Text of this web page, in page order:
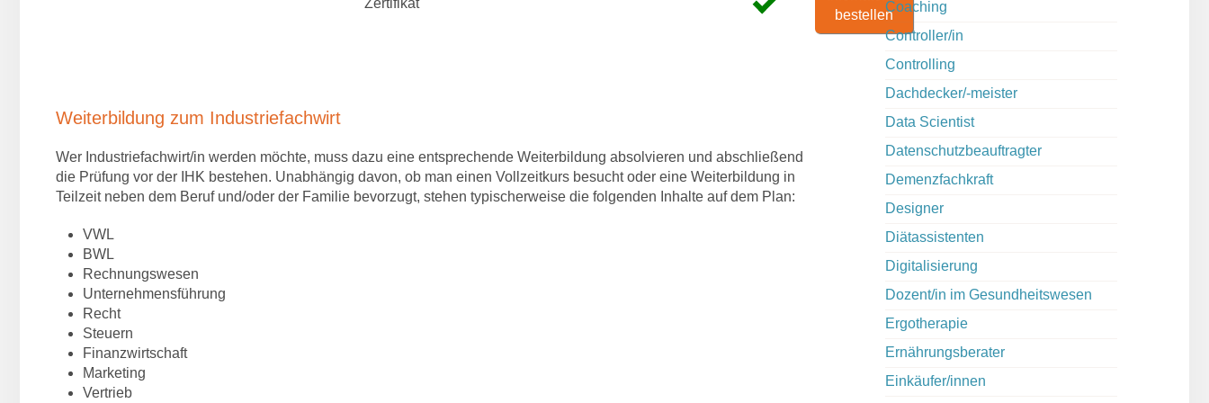
Zertifikat
bestellen
Weiterbildung zum Industriefachwirt
Wer Industriefachwirt/in werden möchte, muss dazu eine entsprechende Weiterbildung absolvieren und abschließend
die Prüfung vor der IHK bestehen. Unabhängig davon, ob man einen Vollzeitkurs besucht oder eine Weiterbildung in
Teilzeit neben dem Beruf und/oder der Familie bevorzugt, stehen typischerweise die folgenden Inhalte auf dem Plan:
VWL
BWL
Rechnungswesen
Unternehmensführung
Recht
Steuern
Finanzwirtschaft
Marketing
Vertrieb
Coaching
Controller/in
Controlling
Dachdecker/-meister
Data Scientist
Datenschutzbeauftragter
Demenzfachkraft
Designer
Diätassistenten
Digitalisierung
Dozent/in im Gesundheitswesen
Ergotherapie
Ernährungsberater
Einkäufer/innen